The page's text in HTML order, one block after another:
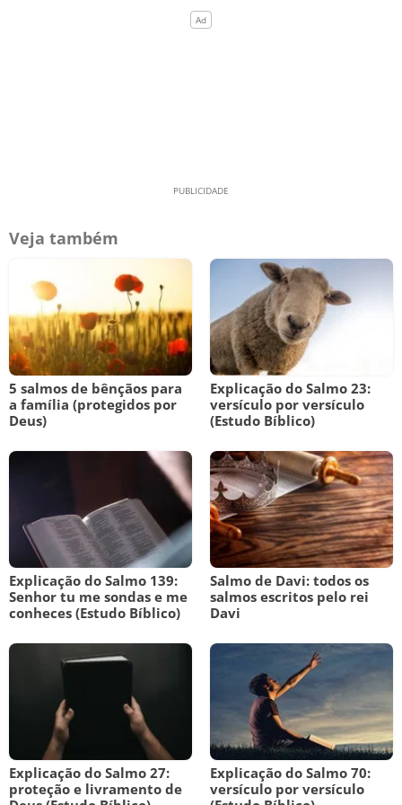
Veja também
5 salmos de bênçãos para
a família (protegidos por
Deus)
Explicação do Salmo 23:
versículo por versículo
(Estudo Bíblico)
Explicação do Salmo 139:
Senhor tu me sondas e me
conheces (Estudo Bíblico)
Salmo de Davi: todos os
salmos escritos pelo rei
Davi
Explicação do Salmo 27:
proteção e livramento de
Explicação do Salmo 70:
versículo por versículo